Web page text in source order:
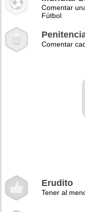
Comentar
Fútbol
Comentar
Erudito
Tener al